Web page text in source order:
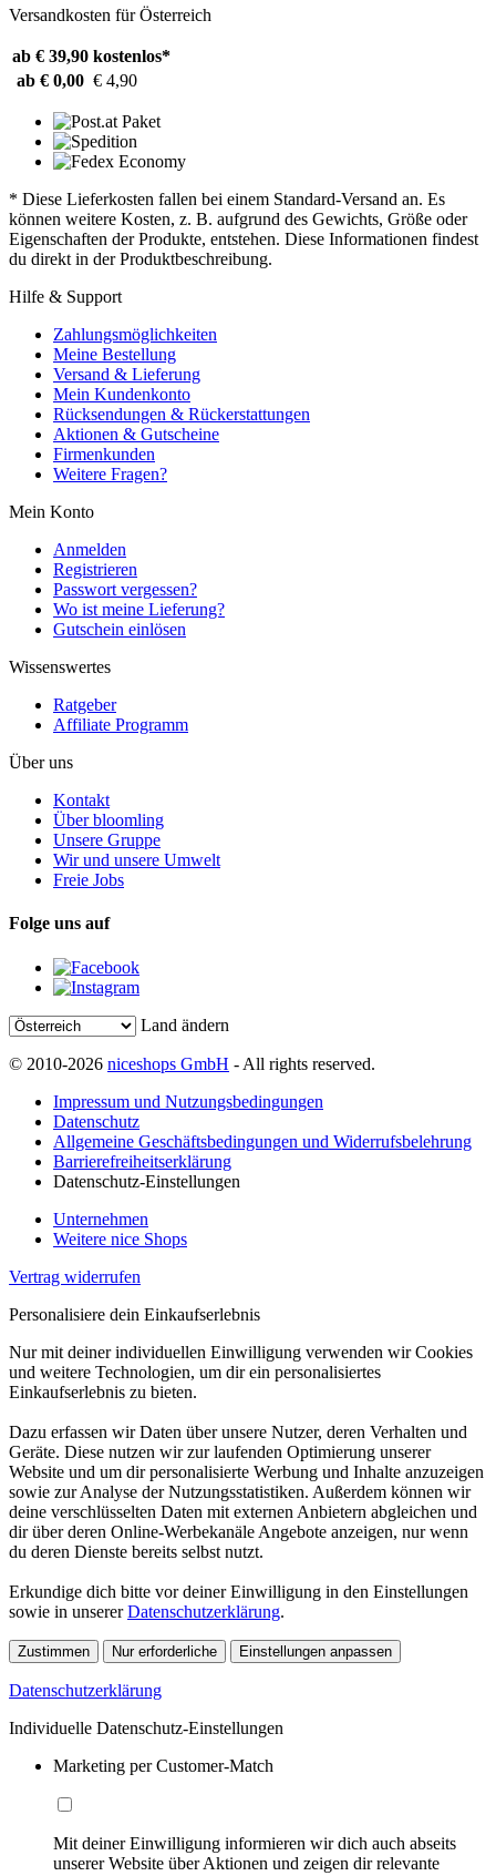
Versandkosten für Österreich
ab € 39,90 kostenlos*
ab € 0,00 € 4,90
* Diese Lieferkosten fallen bei einem Standard-Versand an. Es
können weitere Kosten, z. B. aufgrund des Gewichts, Größe oder
Eigenschaften der Produkte, entstehen. Diese Informationen findest
du direkt in der Produktbeschreibung.
Hilfe & Support
Zahlungsmöglichkeiten
Meine Bestellung
Versand & Lieferung
Mein Kundenkonto
Rücksendungen & Rückerstattungen
Aktionen & Gutscheine
Firmenkunden
Weitere Fragen?
Mein Konto
Anmelden
Registrieren
Passwort vergessen?
Wo ist meine Lieferung?
Gutschein einlösen
Wissenswertes
Ratgeber
Affiliate Programm
Über uns
Kontakt
Über bloomling
Unsere Gruppe
Wir und unsere Umwelt
Freie Jobs
Folge uns auf
Land ändern
© 2010-2026 niceshops GmbH - All rights reserved.
Impressum und Nutzungsbedingungen
Datenschutz
Allgemeine Geschäftsbedingungen und Widerrufsbelehrung
Barrierefreiheitserklärung
Datenschutz-Einstellungen
Unternehmen
Weitere nice Shops
Vertrag widerrufen
Personalisiere dein Einkaufserlebnis
Nur mit deiner individuellen Einwilligung verwenden wir Cookies
und weitere Technologien, um dir ein personalisiertes
Einkaufserlebnis zu bieten.
Dazu erfassen wir Daten über unsere Nutzer, deren Verhalten und
Geräte. Diese nutzen wir zur laufenden Optimierung unserer
Website und um dir personalisierte Werbung und Inhalte anzuzeigen
sowie zur Analyse der Nutzungsstatistiken. Außerdem können wir
deine verschlüsselten Daten mit externen Anbietern abgleichen und
dir über deren Online-Werbekanäle Angebote anzeigen, nur wenn
du deren Dienste bereits selbst nutzt.
Erkundige dich bitte vor deiner Einwilligung in den Einstellungen
sowie in unsererDatenschutzerklärung.
Zustimmen Nur erforderliche Einstellungen anpassen
Datenschutzerklärung
Individuelle Datenschutz-Einstellungen
Marketing per Customer-Match
Mit deiner Einwilligung informieren wir dich auch abseits
unserer Website über Aktionen und zeigen dir relevante